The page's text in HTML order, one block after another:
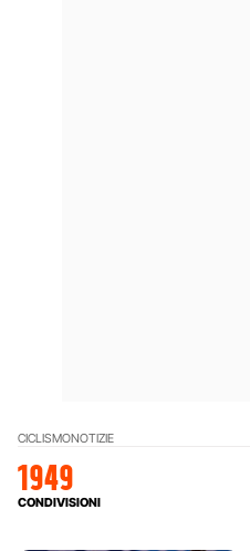
CICLISMONOTIZIE
1949
CONDIVISIONI